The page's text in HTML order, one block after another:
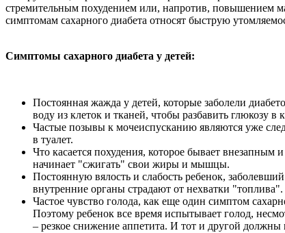
стремительным похудением или, напротив, повышением
симптомам сахарного диабета относят быструю
Симптомы сахарного диабета у детей:
Постоянная жажда у детей, которые заболели
воду из клеток и тканей, чтобы разбавить глюкозу
Частые позывы к мочеиспусканию являются уже
в туалет.
Что касается похудения, которое бывает внезапным
начинает "сжигать" свои жиры и мышцы.
Постоянную вялость и слабость ребенок,
внутренние органы страдают от нехватки "топлива".
Частое чувство голода, как еще один симптом
Поэтому ребенок все время испытывает голод,
– резкое снижение аппетита. И тот и другой должны